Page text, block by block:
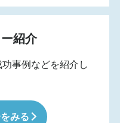
紹介
事例などを紹介し
みる